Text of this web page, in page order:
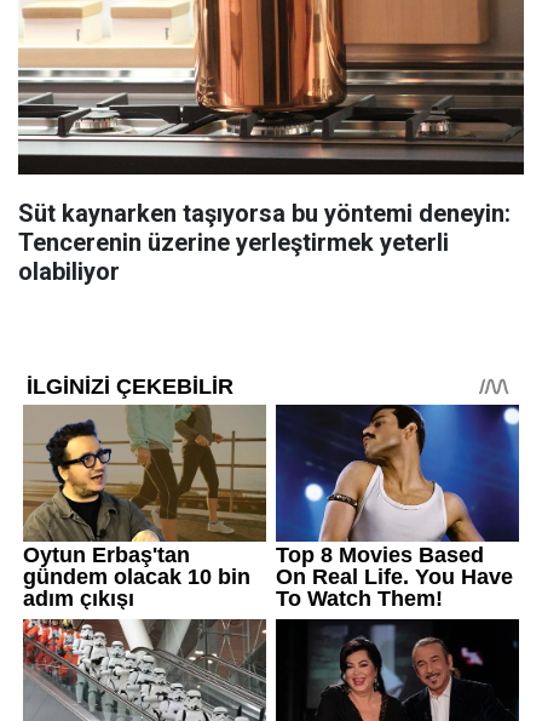
Süt kaynarken taşıyorsa bu yöntemi deneyin:
Tencerenin üzerine yerleştirmek yeterli
olabiliyor